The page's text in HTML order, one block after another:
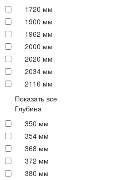
1720 мм
1900 мм
1962 мм
2000 мм
2020 мм
2034 мм
2116 мм
Показать все
Глубина
350 мм
354 мм
368 мм
372 мм
380 мм